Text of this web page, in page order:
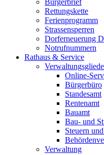
Bürgerbrief
Rettungskette
Ferienprogramm
Strassensperren
Dorferneuerung
Notrufnummern
Rathaus & Service
Online-
Bürgerbüro
Standesamt
Rentenamt
Bauamt
Bau- und
Steuern
Verwaltung